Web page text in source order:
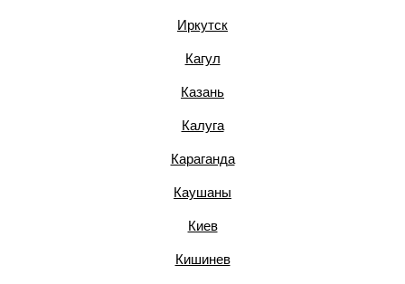
Иркутск
Кагул
Казань
Калуга
Караганда
Каушаны
Киев
Кишинев